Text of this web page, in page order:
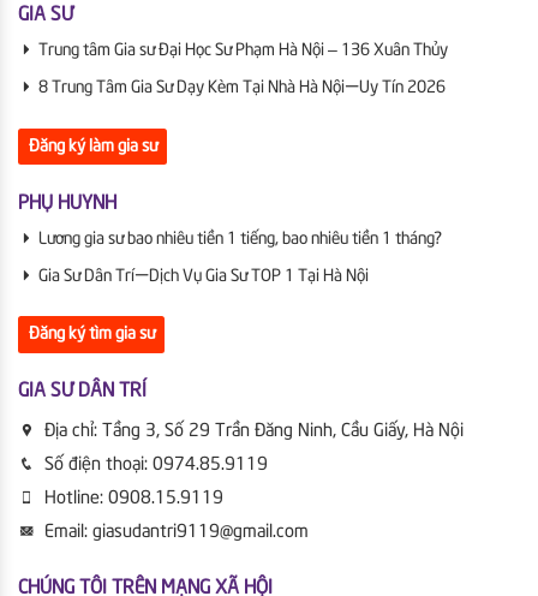
GIA SƯ
Trung tâm Gia sư Đại Học Sư Phạm Hà Nội – 136 Xuân Thủy
8 Trung Tâm Gia Sư Dạy Kèm Tại Nhà Hà Nội | Uy Tín 2026
Đăng ký làm gia sư
PHỤ HUYNH
Lương gia sư bao nhiêu tiền 1 tiếng, bao nhiêu tiền 1 tháng?
Gia Sư Dân Trí | Dịch Vụ Gia Sư TOP 1 Tại Hà Nội
Đăng ký tìm gia sư
GIA SƯ DÂN TRÍ
Địa chỉ: Tầng 3, Số 29 Trần Đăng Ninh, Cầu Giấy, Hà Nội
Số điện thoại: 0974.85.9119
Hotline: 0908.15.9119
Email: giasudantri9119@gmail.com
CHÚNG TÔI TRÊN MẠNG XÃ HỘI